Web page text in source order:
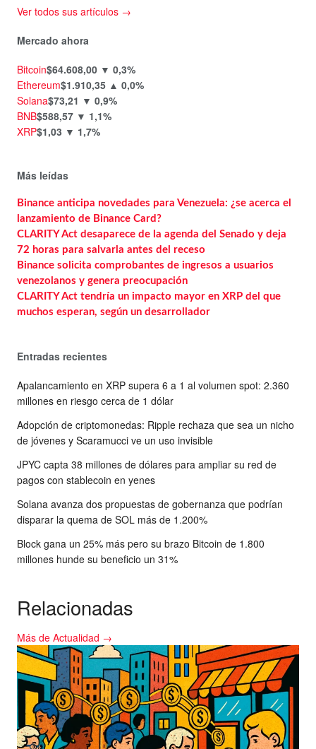
Ver todos sus artículos →
Mercado ahora
Bitcoin$64.608,00 ▼ 0,3%
Ethereum$1.910,35 ▲ 0,0%
Solana$73,21 ▼ 0,9%
BNB$588,57 ▼ 1,1%
XRP$1,03 ▼ 1,7%
Más leídas
Binance anticipa novedades para Venezuela: ¿se acerca el
lanzamiento de Binance Card?
CLARITY Act desaparece de la agenda del Senado y deja
72 horas para salvarla antes del receso
Binance solicita comprobantes de ingresos a usuarios
venezolanos y genera preocupación
CLARITY Act tendría un impacto mayor en XRP del que
muchos esperan, según un desarrollador
Entradas recientes
Apalancamiento en XRP supera 6 a 1 al volumen spot: 2.360
millones en riesgo cerca de 1 dólar
Adopción de criptomonedas: Ripple rechaza que sea un nicho
de jóvenes y Scaramucci ve un uso invisible
JPYC capta 38 millones de dólares para ampliar su red de
pagos con stablecoin en yenes
Solana avanza dos propuestas de gobernanza que podrían
disparar la quema de SOL más de 1.200%
Block gana un 25% más pero su brazo Bitcoin de 1.800
millones hunde su beneficio un 31%
Relacionadas
Más de Actualidad →